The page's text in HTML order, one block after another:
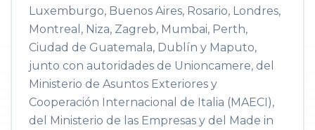
Luxemburgo, Buenos Aires, Rosario, Londres,
Montreal, Niza, Zagreb, Mumbai, Perth,
Ciudad de Guatemala, Dublín y Maputo,
junto con autoridades de Unioncamere, del
Ministerio de Asuntos Exteriores y
Cooperación Internacional de Italia (MAECI),
del Ministerio de las Empresas y del Made in